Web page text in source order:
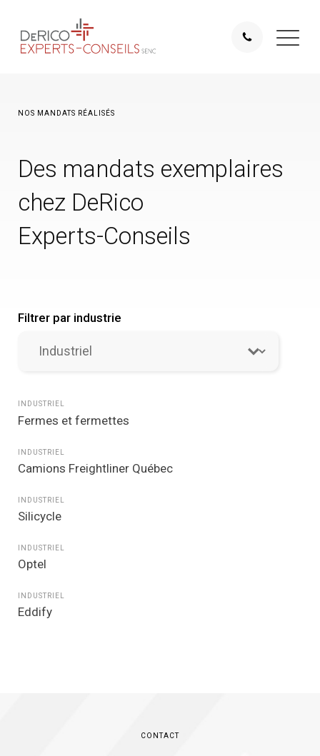
NOS MANDATS RÉALISÉS
Des mandats exemplaires
chez DeRico
Experts-Conseils
Filtrer par industrie
INDUSTRIEL
Fermes et fermettes
INDUSTRIEL
Camions Freightliner Québec
INDUSTRIEL
Silicycle
INDUSTRIEL
Optel
INDUSTRIEL
Eddify
CONTACT